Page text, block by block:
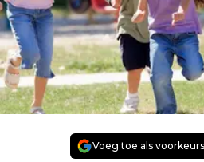
Voeg toe als